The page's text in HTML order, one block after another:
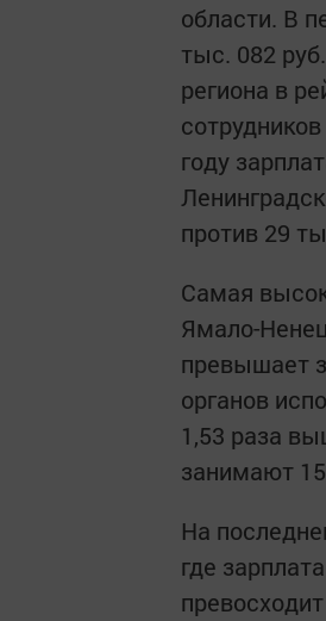
области. В
тыс. 082
региона в
году
против 29
Самая
Ямало-
превышает
органов
1,53 раза
занимают
На
где